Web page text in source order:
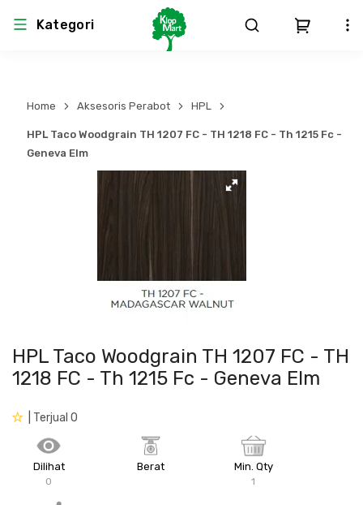
Kategori
Atap & Rangka
Lem
Cat dan Pelapis Dinding
Plafon & Partisi
Aksesoris Dapur
Produk Teknikal & Kimia
Produk K3
Besi Beton & Wiremesh
Material Alam
Produk Pracetak
Sistem Pengudaraan
Sistem Elektro
Peralatan Elektronik
Sistem Elektrikal
Lampu & Listrik
Home Aksesoris Perabot HPL
HPL Taco Woodgrain TH 1207 FC - TH 1218 FC - Th 1215 Fc -
Geneva Elm
HPL Taco Woodgrain TH 1207 FC - TH
1218 FC - Th 1215 Fc - Geneva Elm
| Terjual 0
Dilihat
0
Berat Min. Qty
1